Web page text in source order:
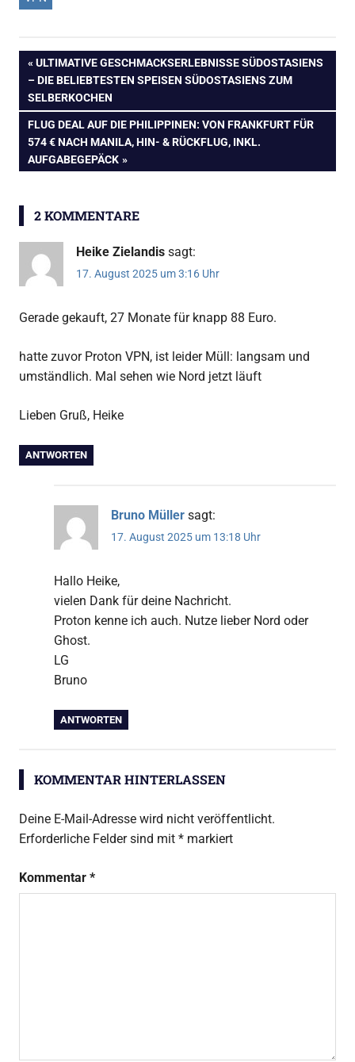
Beitragsnavigation
VORHERIGER
BEITRAG:
ULTIMATIVE GESCHMACKSERLEBNISSE SÜDOSTASIENS
– DIE BELIEBTESTEN SPEISEN SÜDOSTASIENS ZUM
SELBERKOCHEN
NÄCHSTER
BEITRAG:
FLUG DEAL AUF DIE PHILIPPINEN: VON FRANKFURT FÜR
574 € NACH MANILA, HIN- & RÜCKFLUG, INKL.
AUFGABEGEPÄCK
2 KOMMENTARE
Heike Zielandis sagt:
17. August 2025 um 3:16 Uhr
Gerade gekauft, 27 Monate für knapp 88 Euro.
hatte zuvor Proton VPN, ist leider Müll: langsam und
umständlich. Mal sehen wie Nord jetzt läuft
Lieben Gruß, Heike
ANTWORTEN
Bruno Müller sagt:
17. August 2025 um 13:18 Uhr
Hallo Heike,
vielen Dank für deine Nachricht.
Proton kenne ich auch. Nutze lieber Nord oder
Ghost.
LG
Bruno
ANTWORTEN
KOMMENTAR HINTERLASSEN
Deine E-Mail-Adresse wird nicht veröffentlicht.
Erforderliche Felder sind mit * markiert
Kommentar *